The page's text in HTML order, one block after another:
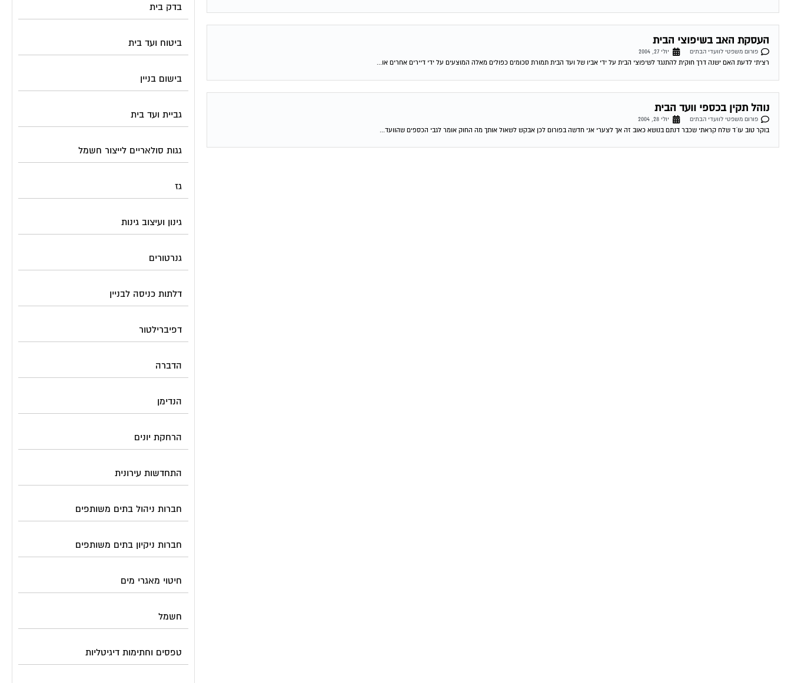
העסקת האב בשיפוצי הבית
פורום משפטי לוועדי הבתים
יולי 27, 2004
רציתי לדעת האם ישנה דרך חוקית להתנגד לשיפוצי הבית על ידי אביו של ועד הבית תמורת סכומים כפולים מאלה המוצעים על ידי דיירים אחרים או...
נוהל תקין בכספי וועד הבית
פורום משפטי לוועדי הבתים
יולי 28, 2004
בוקר טוב עו´ד שלח קראתי שכבר דנתם בנושא כאוב זה אך לצערי אני חדשה בפורום לכן אבקש לשאול אותך מה החוק אומר לגבי הכספים שהוועד...
בדק בית
ביטוח ועד בית
בישום בניין
גביית ועד בית
גגות סולאריים לייצור חשמל
גז
גינון ועיצוב גינות
גנרטורים
דלתות כניסה לבניין
דפיברילטור
הדברה
הנדימן
הרחקת יונים
התחדשות עירונית
חברות ניהול בתים משותפים
חברות ניקיון בתים משותפים
חיטוי מאגרי מים
חשמל
טפסים וחתימות דיגיטליות